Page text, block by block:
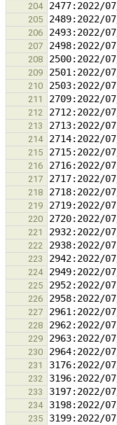
204
205
206
207
208
209
210
211
212
213
214
215
216
217
218
219
220
221
222
223
224
225
226
227
228
229
230
231
232
233
234
235